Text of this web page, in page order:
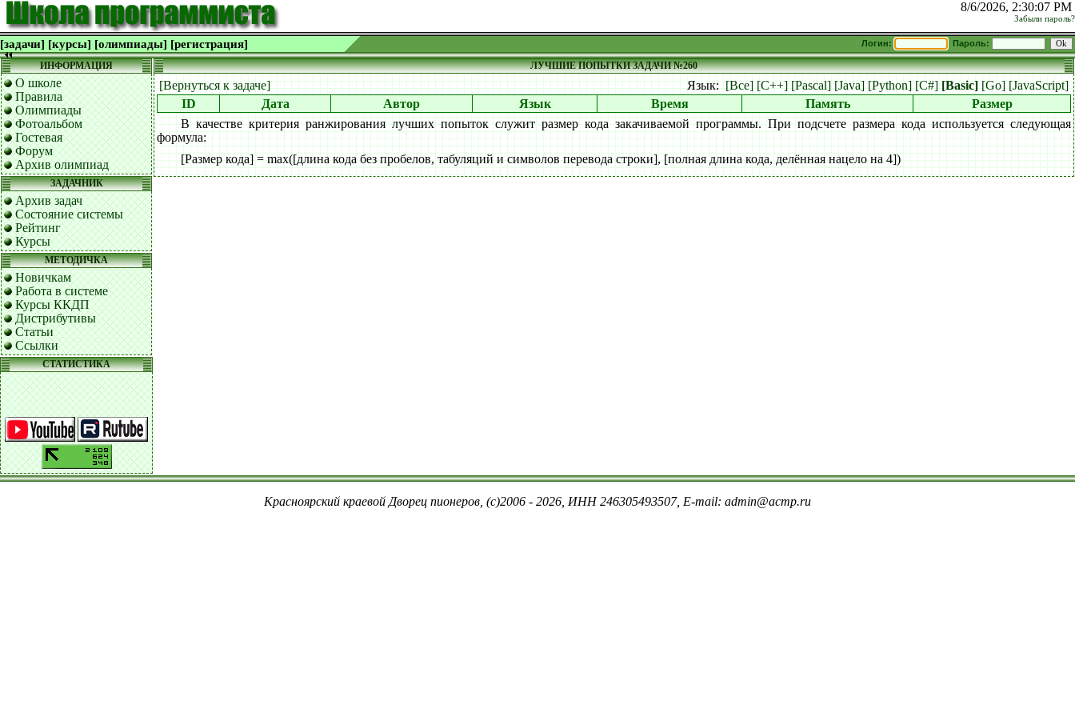
8/6/2026, 2:30:07 PM
Забыли пароль?
[задачи] [курсы] [олимпиады] [регистрация] Логин: Пароль:
ИНФОРМАЦИЯ
О школе
Правила
Олимпиады
Фотоальбом
Гостевая
Форум
Архив олимпиад
ЗАДАЧНИК
Архив задач
Состояние системы
Рейтинг
Курсы
МЕТОДИЧКА
Новичкам
Работа в системе
Курсы ККДП
Дистрибутивы
Статьи
Ссылки
СТАТИСТИКА
ЛУЧШИЕ ПОПЫТКИ ЗАДАЧИ №260
[Вернуться к задаче] Язык:[Все] [C++] [Pascal] [Java] [Python] [C#] [Basic] [Go] [JavaScript]
ID
Дата Автор Язык Время Память
Размер
В качестве критерия ранжирования лучших попыток служит размер кода закачиваемой программы. При подсчете размера кода используется следующая
формула:
[Размер кода] = max([длина кода без пробелов, табуляций и символов перевода строки], [полная длина кода, делённая нацело на 4])
Красноярский краевой Дворец пионеров, (c)2006 - 2026, ИНН 246305493507, E-mail: admin@acmp.ru